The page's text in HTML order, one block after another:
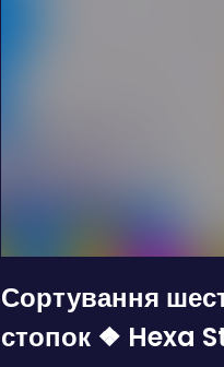
Сортування
стопок ❖ Hexa